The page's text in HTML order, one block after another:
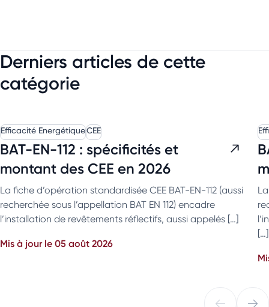
Derniers articles de cette
catégorie
Efficacité EnergétiqueCEE
BAT-EN-112 : spécificités et
montant des CEE en 2026
La fiche d’opération standardisée CEE BAT-EN-112 (aussi
recherchée sous l’appellation BAT EN 112) encadre
l’installation de revêtements réflectifs, aussi appelés […]
Mis à jour le 05 août 2026
[…]